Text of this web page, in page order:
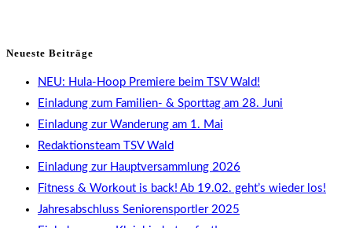
Neueste Beiträge
NEU: Hula-Hoop Premiere beim TSV Wald!
Einladung zum Familien- & Sporttag am 28. Juni
Einladung zur Wanderung am 1. Mai
Redaktionsteam TSV Wald
Einladung zur Hauptversammlung 2026
Fitness & Workout is back! Ab 19.02. geht’s wieder los!
Jahresabschluss Seniorensportler 2025